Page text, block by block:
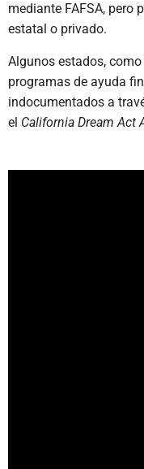
mediante FAFSA, pero
estatal o privado.
Algunos estados,
programas de ayuda
indocumentados a
el California Dream Act